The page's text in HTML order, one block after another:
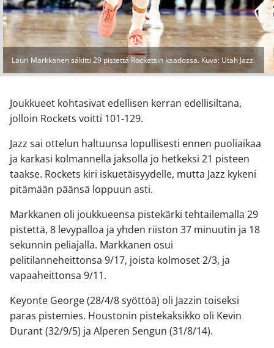
Lauri Markkanen säkitti 29 pistettä Rocketsin kaadossa. Kuva: Utah Jazz.
Joukkueet kohtasivat edellisen kerran edellisiltana,
jolloin Rockets voitti 101-129.
Jazz sai ottelun haltuunsa lopullisesti ennen puoliaikaa
ja karkasi kolmannella jaksolla jo hetkeksi 21 pisteen
taakse. Rockets kiri iskuetäisyydelle, mutta Jazz kykeni
pitämään päänsä loppuun asti.
Markkanen oli joukkueensa pistekärki tehtailemalla 29
pistettä, 8 levypalloa ja yhden riiston 37 minuutin ja 18
sekunnin peliajalla. Markkanen osui
pelitilanneheittonsa 9/17, joista kolmoset 2/3, ja
vapaaheittonsa 9/11.
Keyonte George (28/4/8 syöttöä) oli Jazzin toiseksi
paras pistemies. Houstonin pistekaksikko oli Kevin
Durant (32/9/5) ja Alperen Sengun (31/8/14).